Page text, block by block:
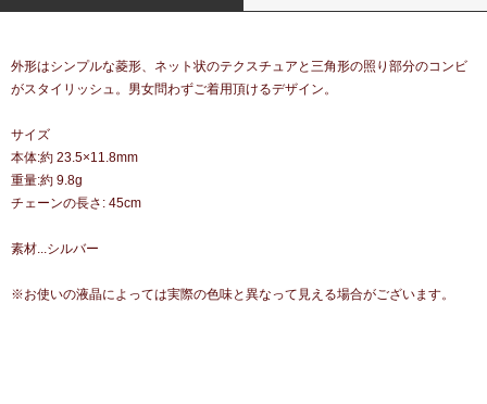
外形はシンプルな菱形、ネット状のテクスチュアと三角形の照り部分のコンビ
がスタイリッシュ。男女問わずご着用頂けるデザイン。
サイズ
本体:約 23.5×11.8mm
重量:約 9.8g
チェーンの長さ: 45cm
素材...シルバー
※お使いの液晶によっては実際の色味と異なって見える場合がございます。